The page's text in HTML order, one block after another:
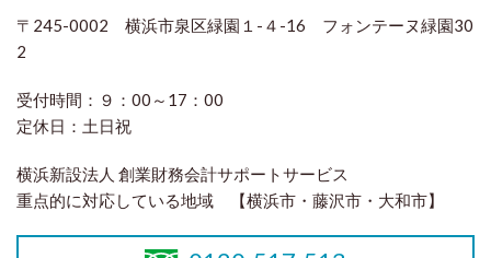
〒245-0002 横浜市泉区緑園１-４-16 フォンテーヌ緑園30
2
受付時間： ９：00～17：00
定休日： 土日祝
横浜新設法人 創業財務会計サポートサービス
重点的に対応している地域 【横浜市・藤沢市・大和市】